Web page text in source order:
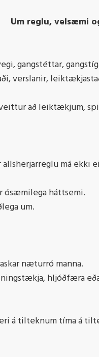
Um reglu, velsæmi
gangstéttar,
verslanir,
að leiktækjum,
má ekki
ósæmilega háttsemi.
um.
næturró manna.
hljóðfæra
á tilteknum tíma á